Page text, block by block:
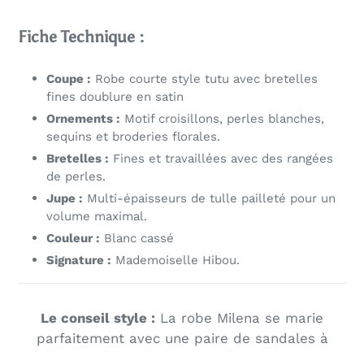
Fiche Technique :
Coupe : Robe courte style tutu avec bretelles
fines doublure en satin
Ornements : Motif croisillons, perles blanches,
sequins et broderies florales.
Bretelles : Fines et travaillées avec des rangées
de perles.
Jupe : Multi-épaisseurs de tulle pailleté pour un
volume maximal.
Couleur : Blanc cassé
Signature : Mademoiselle Hibou.
Le conseil style : La robe Milena se marie
parfaitement avec une paire de sandales à